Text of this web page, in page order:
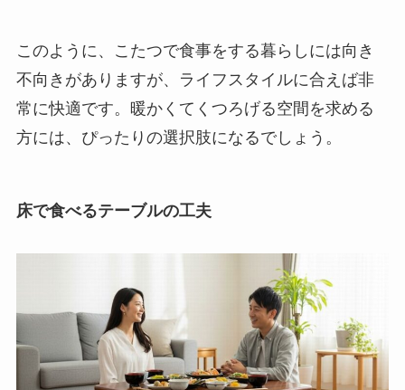
このように、こたつで食事をする暮らしには向き
不向きがありますが、ライフスタイルに合えば非
常に快適です。暖かくてくつろげる空間を求める
方には、ぴったりの選択肢になるでしょう。
床で食べるテーブルの工夫